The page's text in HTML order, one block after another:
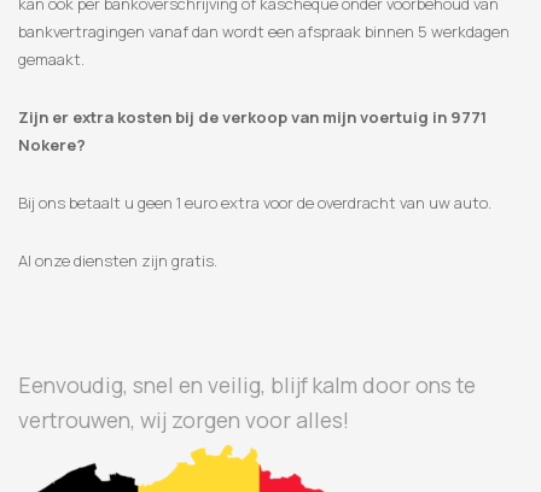
bankvertragingen vanaf dan wordt een afspraak binnen 5 werkdagen
gemaakt.
Zijn er extra kosten bij de verkoop van mijn voertuig in 9771
Nokere?
Bij ons betaalt u geen 1 euro extra voor de overdracht van uw auto.
Al onze diensten zijn gratis.
Eenvoudig, snel en veilig, blijf kalm door ons te
vertrouwen, wij zorgen voor alles!